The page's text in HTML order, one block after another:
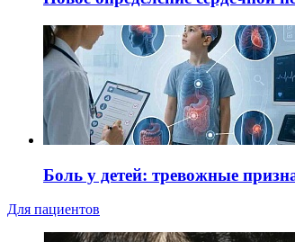
Боль у детей: тревожные
Для пациентов